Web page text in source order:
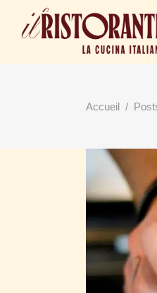
Accueil /